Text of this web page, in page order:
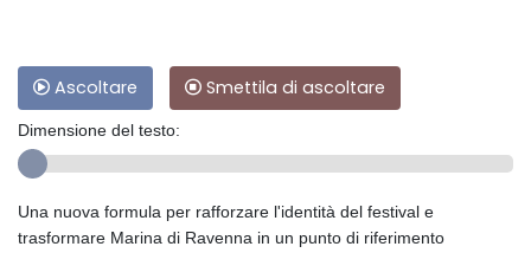
Ascoltare Smettila di ascoltare
Dimensione del testo:
Una nuova formula per rafforzare l'identità del festival e
trasformare Marina di Ravenna in un punto di riferimento